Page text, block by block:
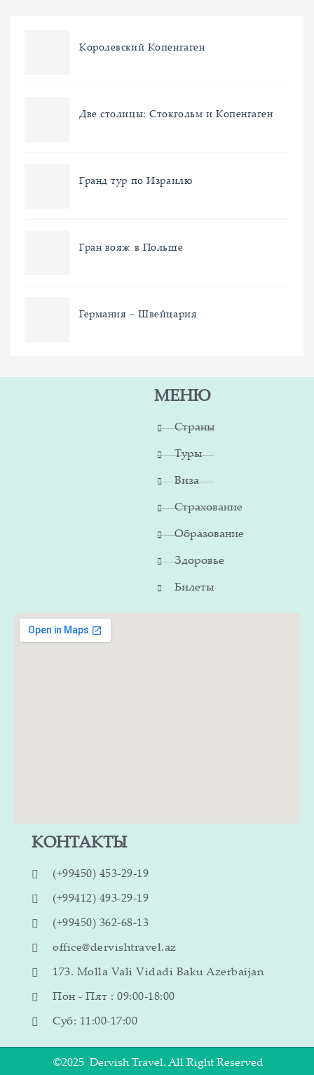
Королевский Копенгаген
Две столицы: Стокгольм и Копенгаген
Гранд тур по Израилю
Гран вояж в Польше
Германия – Швейцария
МЕНЮ
Страны
Туры
Виза
Страхование
Образование
Здоровье
Билеты
КОНТАКТЫ
(+99450) 453-29-19
(+99412) 493-29-19
(+99450) 362-68-13
office@dervishtravel.az
173. Molla Vali Vidadi Baku Azerbaijan
Пон - Пят : 09:00-18:00
Суб: 11:00-17:00
©2025 Dervish Travel. All Right Reserved